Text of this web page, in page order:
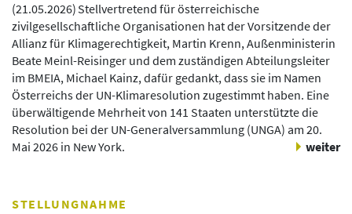
(21.05.2026) Stellvertretend für österreichische
zivilgesellschaftliche Organisationen hat der Vorsitzende der
Allianz für Klimagerechtigkeit, Martin Krenn, Außenministerin
Beate Meinl-Reisinger und dem zuständigen Abteilungsleiter
im BMEIA, Michael Kainz, dafür gedankt, dass sie im Namen
Österreichs der UN-Klimaresolution zugestimmt haben. Eine
überwältigende Mehrheit von 141 Staaten unterstützte die
Resolution bei der UN-Generalversammlung (UNGA) am 20.
Mai 2026 in New York.
weiter
STELLUNGNAHME